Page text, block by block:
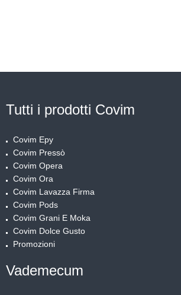
Tutti i prodotti Covim
Covim Epy
Covim Pressò
Covim Opera
Covim Ora
Covim Lavazza Firma
Covim Pods
Covim Grani E Moka
Covim Dolce Gusto
Promozioni
Vademecum